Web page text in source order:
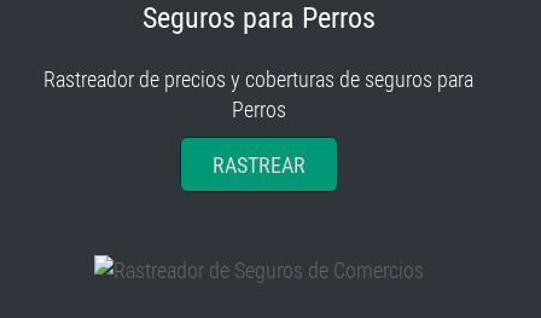
Seguros para Perros
Rastreador de precios y coberturas de seguros para
Perros
RASTREAR